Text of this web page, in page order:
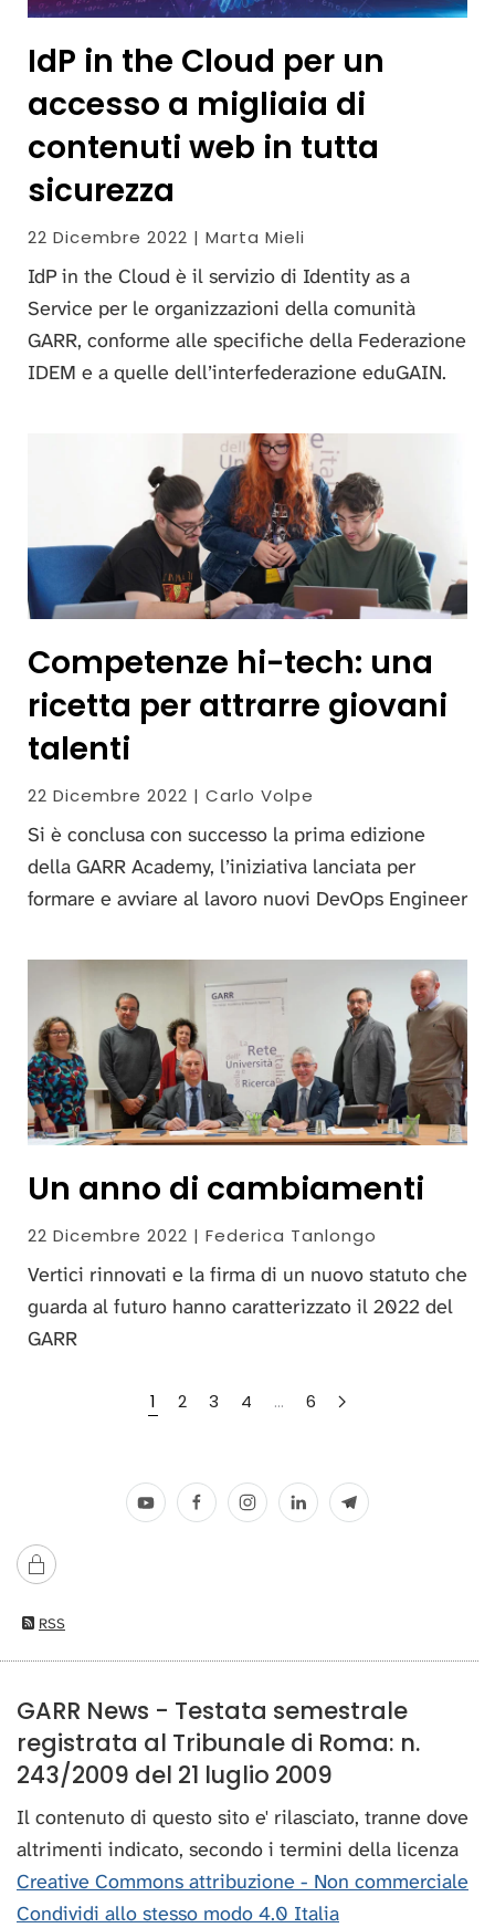
IdP in the Cloud per un
accesso a migliaia di
contenuti web in tutta
sicurezza
22 Dicembre 2022 | Marta Mieli
IdP in the Cloud è il servizio di Identity as a
Service per le organizzazioni della comunità
GARR, conforme alle specifiche della Federazione
IDEM e a quelle dell’interfederazione eduGAIN.
Competenze hi-tech: una
ricetta per attrarre giovani
talenti
22 Dicembre 2022 | Carlo Volpe
Si è conclusa con successo la prima edizione
della GARR Academy, l’iniziativa lanciata per
formare e avviare al lavoro nuovi DevOps Engineer
Un anno di cambiamenti
22 Dicembre 2022 | Federica Tanlongo
Vertici rinnovati e la firma di un nuovo statuto che
guarda al futuro hanno caratterizzato il 2022 del
GARR
1 2 3 4 … 6
RSS
GARR News - Testata semestrale
registrata al Tribunale di Roma: n.
243/2009 del 21 luglio 2009
Il contenuto di questo sito e' rilasciato, tranne dove
altrimenti indicato, secondo i termini della licenza
Creative Commons attribuzione - Non commerciale
Condividi allo stesso modo 4.0 Italia